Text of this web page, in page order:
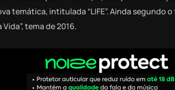
temática, intitulada “LIFE”. Ainda segundo
tema de 2016.